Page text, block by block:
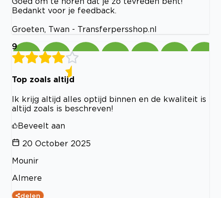
Bedankt voor je feedback.
Groeten, Twan - Transferpersshop.nl
9
Top zoals altijd
Ik krijg altijd alles optijd binnen en de kwaliteit is
altijd zoals is beschreven!
Beveelt aan
20 October 2025
Mounir
Almere
delen